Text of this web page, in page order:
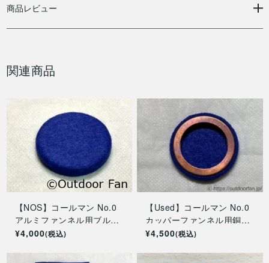
商品レビュー
関連商品
【NOS】コールマン No.0
アルミファンネル用ブルー
フィルター
¥4,000(税込)
【Used】コールマン No.0
カッパーファンネル用銅製
ブルーフィルター
¥4,500(税込)